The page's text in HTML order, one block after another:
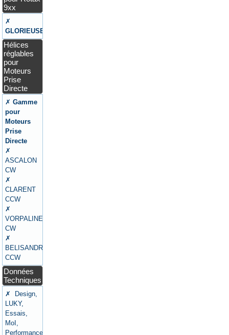
9xx
✗
GLORIEUSE
Hélices
réglables
pour
Moteurs
Prise
Directe
✗Gamme
pour
Moteurs
Prise
Directe
✗
ASCALON
CW
✗
CLARENT
CCW
✗
VORPALINE
CW
✗
BELISANDRE
CCW
Données
Techniques
✗ Design,
LUKY,
Essais,
MoI,
Performances